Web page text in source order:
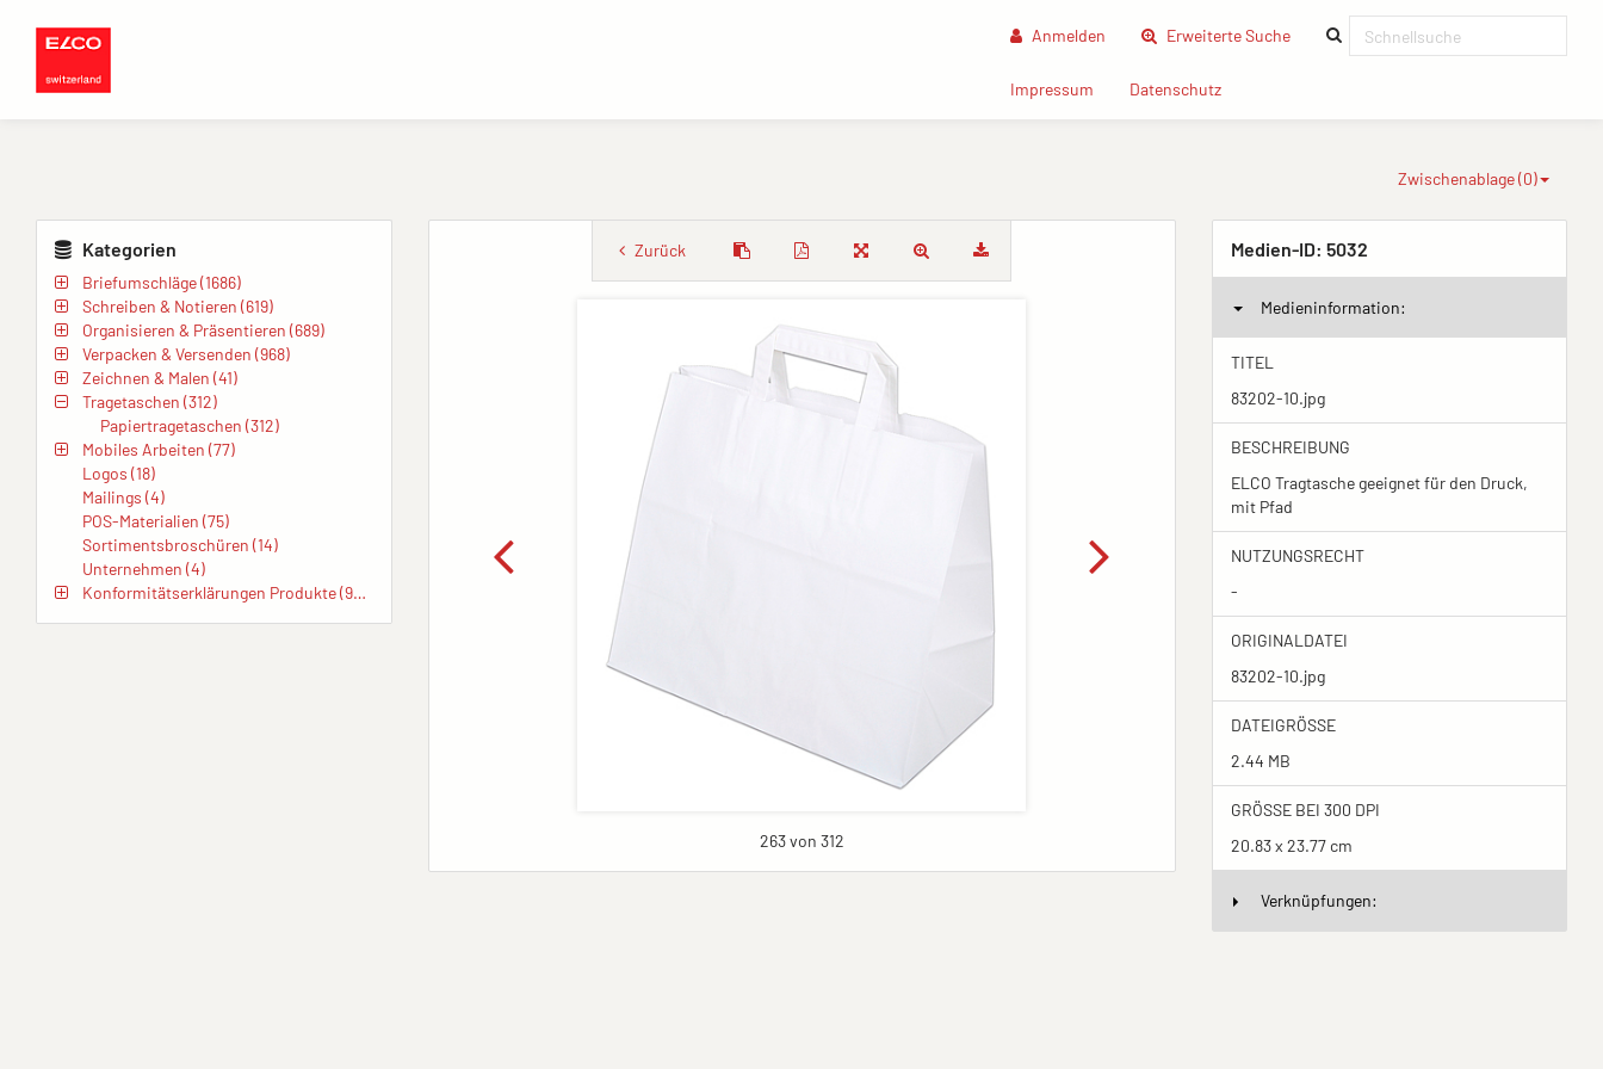
Anmelden Erweiterte Suche(current)
Impressum (current)Datenschutz(current)
Zwischenablage (0)
Kategorien
Briefumschläge (1686)
Schreiben & Notieren (619)
Organisieren & Präsentieren (689)
Verpacken & Versenden (968)
Zeichnen & Malen (41)
Tragetaschen (312)
Papiertragetaschen (312)
Mobiles Arbeiten (77)
Logos (18)
Mailings (4)
POS-Materialien (75)
Sortimentsbroschüren (14)
Unternehmen (4)
Konformitätserklärungen Produkte (972)
Zurück
263 von 312
Medien-ID: 5032
Medieninformation:
TITEL
83202-10.jpg
BESCHREIBUNG
ELCO Tragtasche geeignet für den Druck,
mit Pfad
NUTZUNGSRECHT
-
ORIGINALDATEI
83202-10.jpg
DATEIGRÖSSE
2.44 MB
GRÖSSE BEI 300 DPI
20.83 x 23.77 cm
Verknüpfungen: